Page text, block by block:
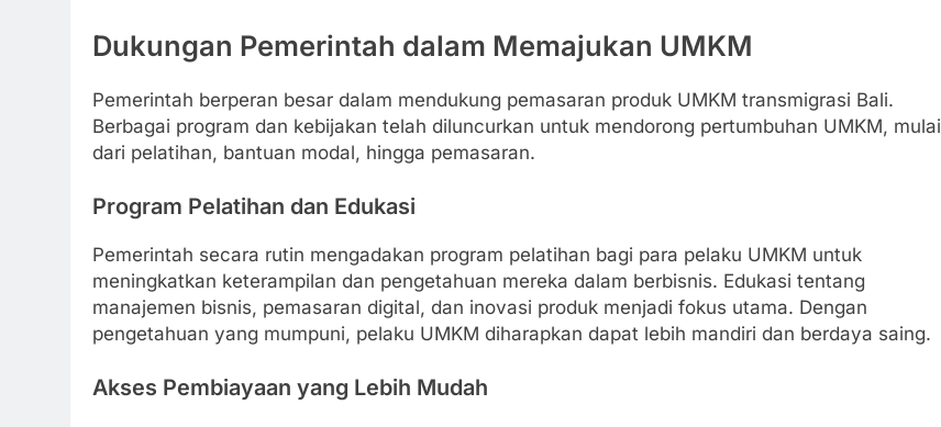
Dukungan Pemerintah dalam Memajukan UMKM
Pemerintah berperan besar dalam mendukung pemasaran produk UMKM transmigrasi Bali.
Berbagai program dan kebijakan telah diluncurkan untuk mendorong pertumbuhan UMKM, mulai
dari pelatihan, bantuan modal, hingga pemasaran.
Program Pelatihan dan Edukasi
Pemerintah secara rutin mengadakan program pelatihan bagi para pelaku UMKM untuk
meningkatkan keterampilan dan pengetahuan mereka dalam berbisnis. Edukasi tentang
manajemen bisnis, pemasaran digital, dan inovasi produk menjadi fokus utama. Dengan
pengetahuan yang mumpuni, pelaku UMKM diharapkan dapat lebih mandiri dan berdaya saing.
Akses Pembiayaan yang Lebih Mudah